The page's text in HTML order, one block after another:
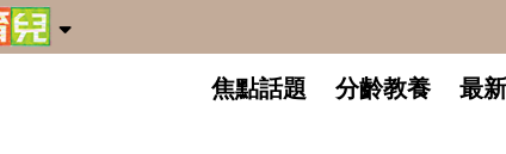
焦點話題 分齡教養 最